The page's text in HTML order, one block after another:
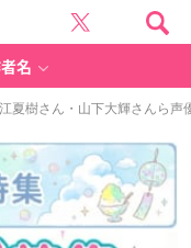
名
夏樹さん・山下大輝さんら